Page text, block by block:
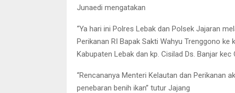
Junaedi mengatakan
“Ya hari ini Polres Lebak dan Polsek Jajaran
Perikanan RI Bapak Sakti Wahyu Trenggono
Kabupaten Lebak dan kp. Cisilad Ds. Banjar
“Rencananya Menteri Kelautan dan Perikanan
penebaran benih ikan” tutur Jajang